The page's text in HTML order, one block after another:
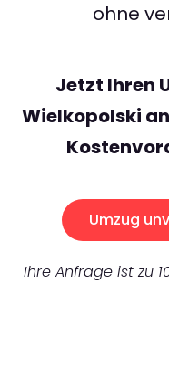
ohne
Jetzt Ihren
Wielkopolski
Umzug
Ihre Anfrage ist zu